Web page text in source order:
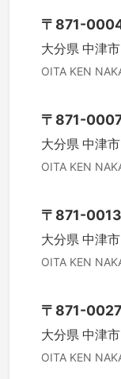
〒 871-
大分県 中津市
OITA KEN
〒 871-
大分県 中津市
OITA KEN
〒 871-0013
大分県 中津市
OITA KEN
〒 871-0027
大分県 中津市
OITA KEN